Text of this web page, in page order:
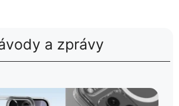
a zprávy